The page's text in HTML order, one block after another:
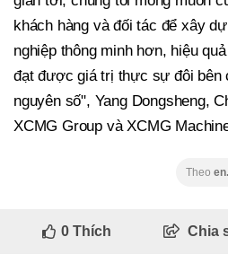
khách hàng và đối tác để xây
nghiệp thông minh hơn, hiệu
đạt được giá trị thực sự đôi bên
nguyên số", Yang Dongsheng,
XCMG Group và XCMG
Theo
0Thích Chia